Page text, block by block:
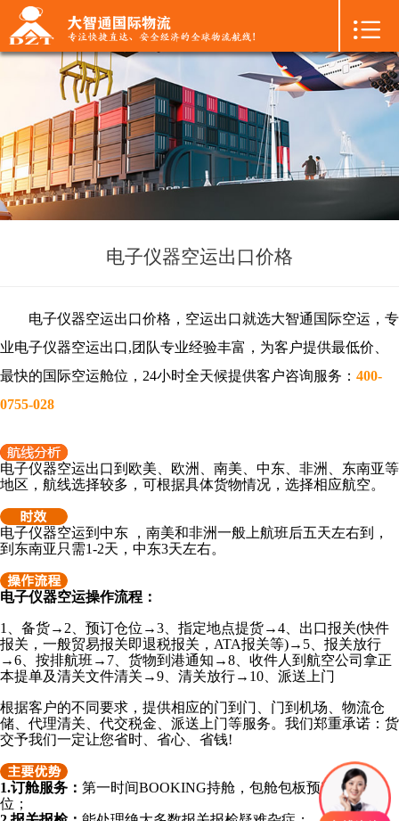
首页
国际空运 +
国际海运 +
国际陆运 +
进口物流
增值服务
联系我们 +

电子仪器空运出口价格
电子仪器空运出口价格，空运出口就选大智通国际空运，专
业电子仪器空运出口,团队专业经验丰富，为客户提供最低价、
最快的国际空运舱位，24小时全天候提供客户咨询服务： 400-
0755-028
电子仪器空运出口到欧美
欧洲、南美、中东、非洲、东南亚等
地区，航线选择较多，可根据具体货物情况，选择相应航空。
电子仪器空运到中东 ，南美和非洲一般上航班后五天左右到，
到东南亚只需1-2天，中东3天左右。
电子仪器空运操作流程：
1、备货→2、预订仓位→3、指定地点提货→4、出口报关(快件
报关，一般贸易报关即退税报关，ATA报关等)→5、报关放行
→6、按排航班→7、货物到港通知→8、收件人到航空公司拿正
本提单及清关文件清关→9、清关放行→10、派送上门
根据客户的不同要求，提供相应的门到门、门到机场、物流仓
储、代理清关、代交税金、派送上门等服务。我们郑重承诺：货
交予我们一定让您省时、省心、省钱!
1.订舱服务： 第一时间BOOKING持舱，包舱包板预留充裕舱
位；